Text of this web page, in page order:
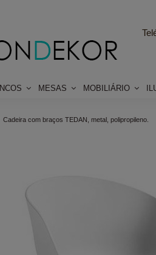
MESAS MOBILIÁRIO
Cadeira com braços TEDAN, metal, polipropileno.